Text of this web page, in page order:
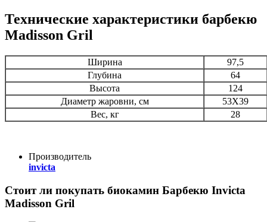
Технические характеристики барбекю
Madisson Gril
Ширина
97,5
Глубина
64
Высота
124
Диаметр жаровни, см
53Х39
Вес, кг
28
Производитель
invicta
Стоит ли покупать биокамин Барбекю Invicta
Madisson Gril